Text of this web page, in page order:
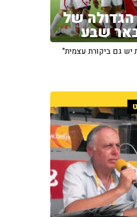
הגדולה של
שבע
יש גם ביקורת עצמית"